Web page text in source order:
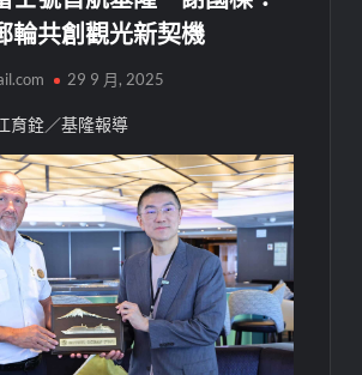
輪共創觀光新契機
29 9 月, 2025
育銓／基隆報導